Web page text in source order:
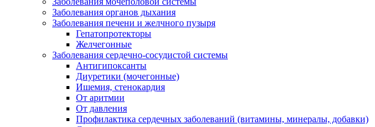
Заболевания органов дыхания
Заболевания печени и желчного пузыря
Гепатопротекторы
Желчегонные
Заболевания сердечно-сосудистой системы
Антигипоксанты
Диуретики (мочегонные)
Ишемия, стенокардия
От аритмии
От давления
Профилактика сердечных заболеваний (витамины, минералы, добавки)